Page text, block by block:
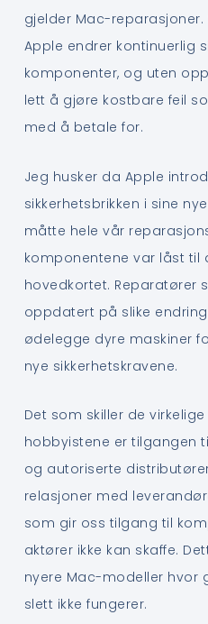
gjelder Mac-reparasjoner.
Apple endrer kontinuerlig
komponenter, og uten
lett å gjøre kostbare feil
med å betale for.
Jeg husker da Apple
sikkerhetsbrikken i sine
måtte hele vår
komponentene var låst til
hovedkortet. Reparatører
oppdatert på slike
ødelegge dyre maskiner
nye sikkerhetskravene.
Det som skiller de
hobbyistene er tilgangen
og autoriserte
relasjoner med
som gir oss tilgang til
aktører ikke kan skaffe.
nyere Mac-modeller hvor
slett ikke fungerer.